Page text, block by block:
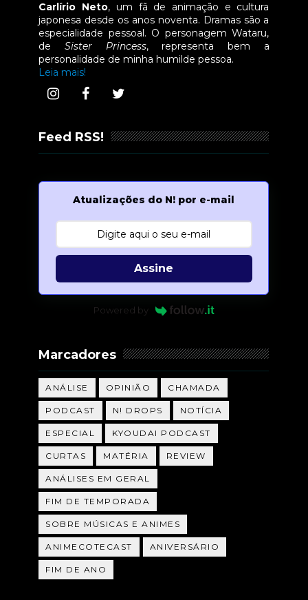
Carlírio Neto, um fã de animação e cultura
japonesa desde os anos noventa. Dramas são a
especialidade pessoal. O personagem Wataru,
deSister Princess, representa bem a
personalidade de minha humilde pessoa.
Leia mais!
Feed RSS!
Atualizações do N! por e-mail
Assine
Powered by
Marcadores
ANÁLISE OPINIÃO CHAMADA
PODCAST N! DROPS NOTÍCIA
ESPECIAL KYOUDAI PODCAST
CURTAS MATÉRIA REVIEW
ANÁLISES EM GERAL
FIM DE TEMPORADA
SOBRE MÚSICAS E ANIMES
ANIMECOTECAST ANIVERSÁRIO
FIM DE ANO